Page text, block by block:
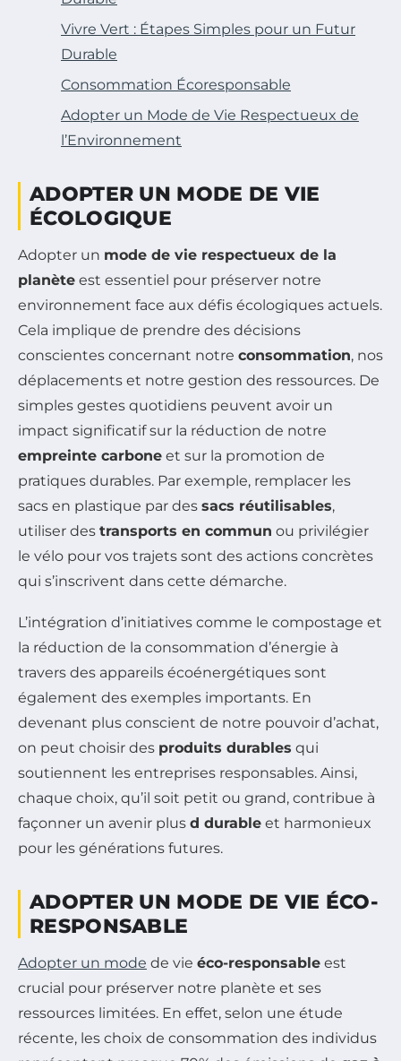
Vivre Vert : Étapes Simples pour un Futur
Durable
Consommation Écoresponsable
Adopter un Mode de Vie Respectueux de
l’Environnement
ADOPTER UN MODE DE VIE
ÉCOLOGIQUE
Adopter un mode de vie respectueux de la
planète est essentiel pour préserver notre
environnement face aux défis écologiques actuels.
Cela implique de prendre des décisions
conscientes concernant notre consommation, nos
déplacements et notre gestion des ressources. De
simples gestes quotidiens peuvent avoir un
impact significatif sur la réduction de notre
empreinte carbone et sur la promotion de
pratiques durables. Par exemple, remplacer les
sacs en plastique par des sacs réutilisables,
utiliser des transports en commun ou privilégier
le vélo pour vos trajets sont des actions concrètes
qui s’inscrivent dans cette démarche.
L’intégration d’initiatives comme le compostage et
la réduction de la consommation d’énergie à
travers des appareils écoénergétiques sont
également des exemples importants. En
devenant plus conscient de notre pouvoir d’achat,
on peut choisir des produits durables qui
soutiennent les entreprises responsables. Ainsi,
chaque choix, qu’il soit petit ou grand, contribue à
façonner un avenir plus d durable et harmonieux
pour les générations futures.
ADOPTER UN MODE DE VIE ÉCO-
RESPONSABLE
Adopter un mode de vie éco-responsable est
crucial pour préserver notre planète et ses
ressources limitées. En effet, selon une étude
récente, les choix de consommation des individus